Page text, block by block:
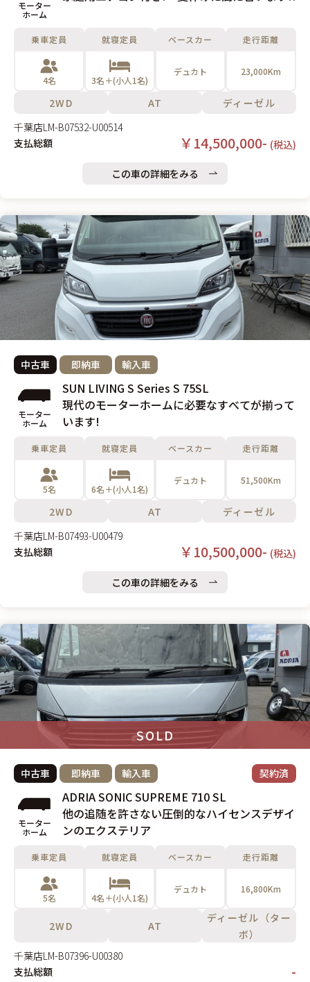
モーター
ホーム
乗車定員
4名
就寝定員
3名＋(小人1名)
ベースカー
デュカト
走行距離
23,000Km
2WD AT
ディーゼル
千葉店LM-B07532-U00514
支払総額
￥14,500,000- (税込)
この車の詳細をみる
中古車 即納車 輸入車
モーター
ホーム
SUN LIVING S Series S 75SL
現代のモーターホームに必要なすべてが揃って
います!
乗車定員
5名
就寝定員
6名＋(小人1名)
ベースカー
デュカト
走行距離
51,500Km
2WD AT
ディーゼル
千葉店LM-B07493-U00479
支払総額
￥10,500,000- (税込)
この車の詳細をみる
SOLD
中古車 即納車 輸入車 契約済
モーター
ホーム
ADRIA SONIC SUPREME 710 SL
他の追随を許さない圧倒的なハイセンスデザイ
ンのエクステリア
乗車定員
5名
就寝定員
4名＋(小人1名)
ベースカー
デュカト
走行距離
16,800Km
2WD AT
ディーゼル（ター
ボ）
千葉店LM-B07396-U00380
支払総額
-